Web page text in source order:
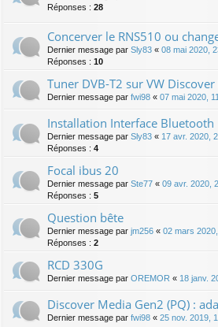
Réponses : 28
Concerver le RNS510 ou
Dernier message par Sly83 « 08 mai 2020,
Réponses : 10
Tuner DVB-T2 sur VW
Dernier message par fwi98 « 07 mai 2020,
Installation Interface Bluetooth
Dernier message par Sly83 « 17 avr. 2020,
Réponses : 4
Focal ibus 20
Dernier message par Ste77 « 09 avr. 2020,
Réponses : 5
Question bête
Dernier message par jm256 « 02 mars
Réponses : 2
RCD 330G
Dernier message par OREMOR « 18 janv.
Discover Media Gen2 (PQ) :
Dernier message par fwi98 « 25 nov. 2019,